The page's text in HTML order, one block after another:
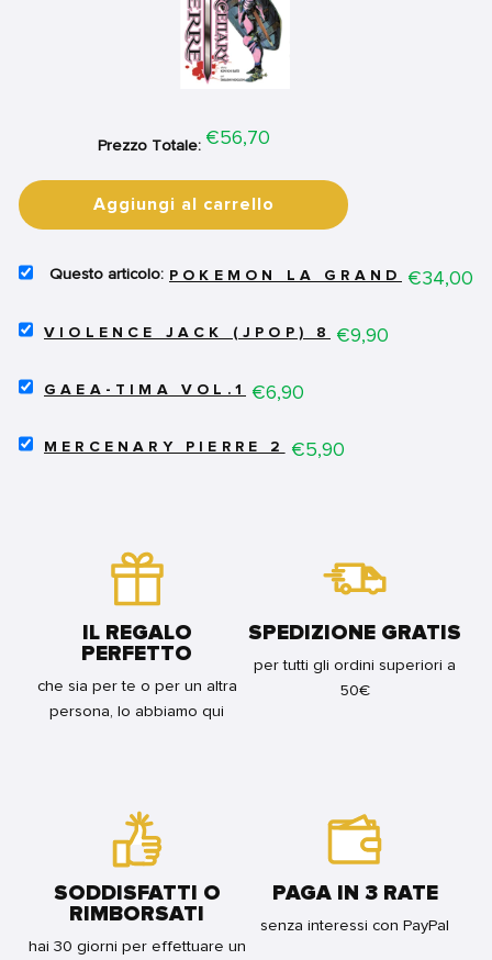
Prezzo Totale: Price
€56,70
Aggiungi al carrello
SELECT
GRANDE
BOX
17)
POKEMON LA GRANDE
Price
€34,00
SELECT
(JPOP)
BUNDLE
VIOLENCE JACK (JPOP) 8 Price
€9,90
SELECT
VOL.1
GAEA-TIMA VOL.1 Price
€6,90
SELECT
MERCENARY PIERRE 2 Price
€5,90
IL REGALO
PERFETTO
che sia per te o per un altra
persona, lo abbiamo qui
SPEDIZIONE GRATIS
per tutti gli ordini superiori a
50€
SODDISFATTI O
RIMBORSATI
hai 30 giorni per effettuare un
PAGA IN 3 RATE
senza interessi con PayPal